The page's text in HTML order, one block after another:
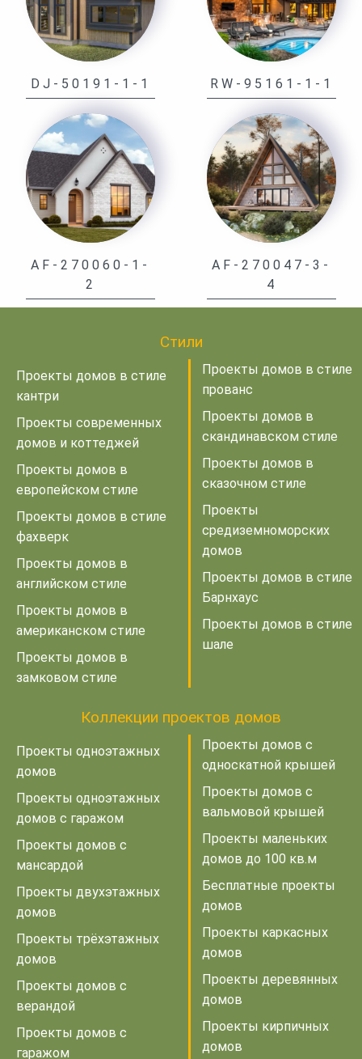
DJ-50191-1-1 RW-95161-1-1
AF-270060-1-
2
AF-270047-3-
4
Стили
Проекты домов в стиле
кантри
Проекты современных
домов и коттеджей
Проекты домов в
европейском стиле
Проекты домов в стиле
фахверк
Проекты домов в
английском стиле
Проекты домов в
американском стиле
Проекты домов в
замковом стиле
Проекты домов в стиле
прованс
Проекты домов в
скандинавском стиле
Проекты домов в
сказочном стиле
Проекты
средиземноморских
домов
Проекты домов в стиле
Барнхаус
Проекты домов в стиле
шале
Коллекции проектов домов
Проекты одноэтажных
домов
Проекты одноэтажных
домов с гаражом
Проекты домов с
мансардой
Проекты двухэтажных
домов
Проекты трёхэтажных
домов
Проекты домов с
верандой
Проекты домов с
гаражом
Проекты домов с
односкатной крышей
Проекты домов с
вальмовой крышей
Проекты маленьких
домов до 100 кв.м
Бесплатные проекты
домов
Проекты каркасных
домов
Проекты деревянных
домов
Проекты кирпичных
домов